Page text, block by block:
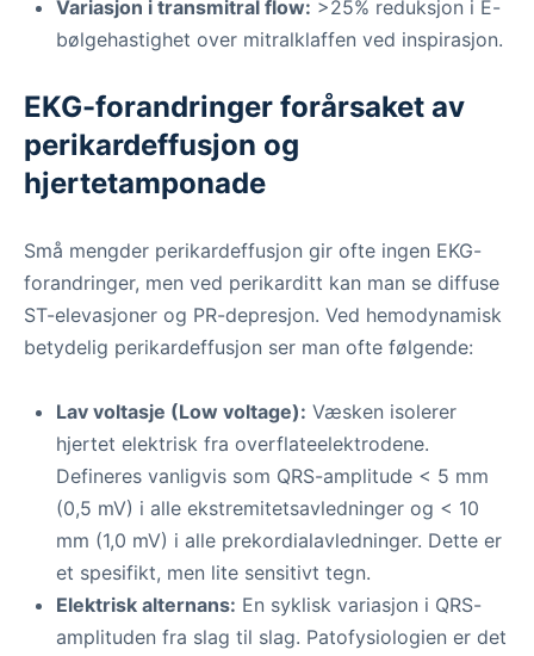
Variasjon i transmitral flow: >25% reduksjon i E-
bølgehastighet over mitralklaffen ved inspirasjon.
EKG-forandringer forårsaket av
perikardeffusjon og
hjertetamponade
Små mengder perikardeffusjon gir ofte ingen EKG-
forandringer, men ved perikarditt kan man se diffuse
ST-elevasjoner og PR-depresjon. Ved hemodynamisk
betydelig perikardeffusjon ser man ofte følgende:
Lav voltasje (Low voltage): Væsken isolerer
hjertet elektrisk fra overflateelektrodene.
Defineres vanligvis som QRS-amplitude < 5 mm
(0,5 mV) i alle ekstremitetsavledninger og < 10
mm (1,0 mV) i alle prekordialavledninger. Dette er
et spesifikt, men lite sensitivt tegn.
Elektrisk alternans: En syklisk variasjon i QRS-
amplituden fra slag til slag. Patofysiologien er det